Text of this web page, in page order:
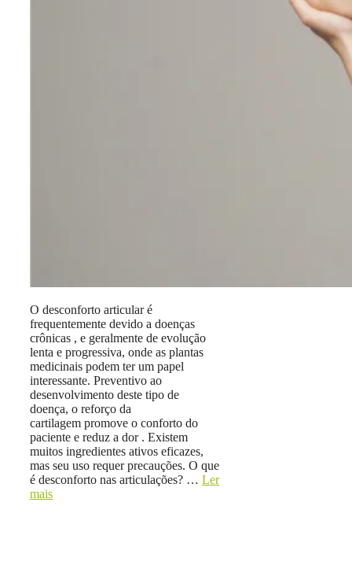
O desconforto articular é
frequentemente devido a doenças
crônicas , e geralmente de evolução
lenta e progressiva, onde as plantas
medicinais podem ter um papel
interessante. Preventivo ao
desenvolvimento deste tipo de
doença, o reforço da
cartilagem promove o conforto do
paciente e reduz a dor . Existem
muitos ingredientes ativos eficazes,
mas seu uso requer precauções. O que
é desconforto nas articulações? … Ler
mais